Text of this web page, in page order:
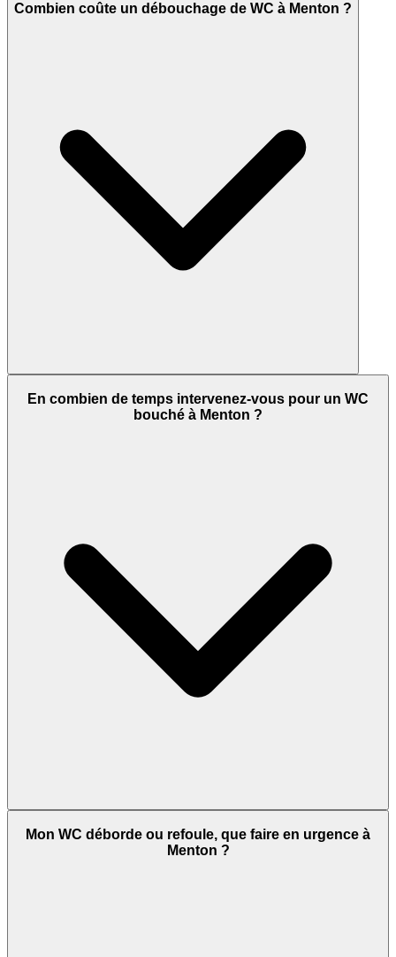
Combien coûte un débouchage de WC à Menton ?
En combien de temps intervenez-vous pour un WC
bouché à Menton ?
Mon WC déborde ou refoule, que faire en urgence à
Menton ?